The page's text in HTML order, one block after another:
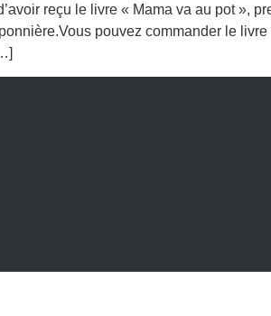
reçu le livre « Mama va au pot »,
pouvez commander le